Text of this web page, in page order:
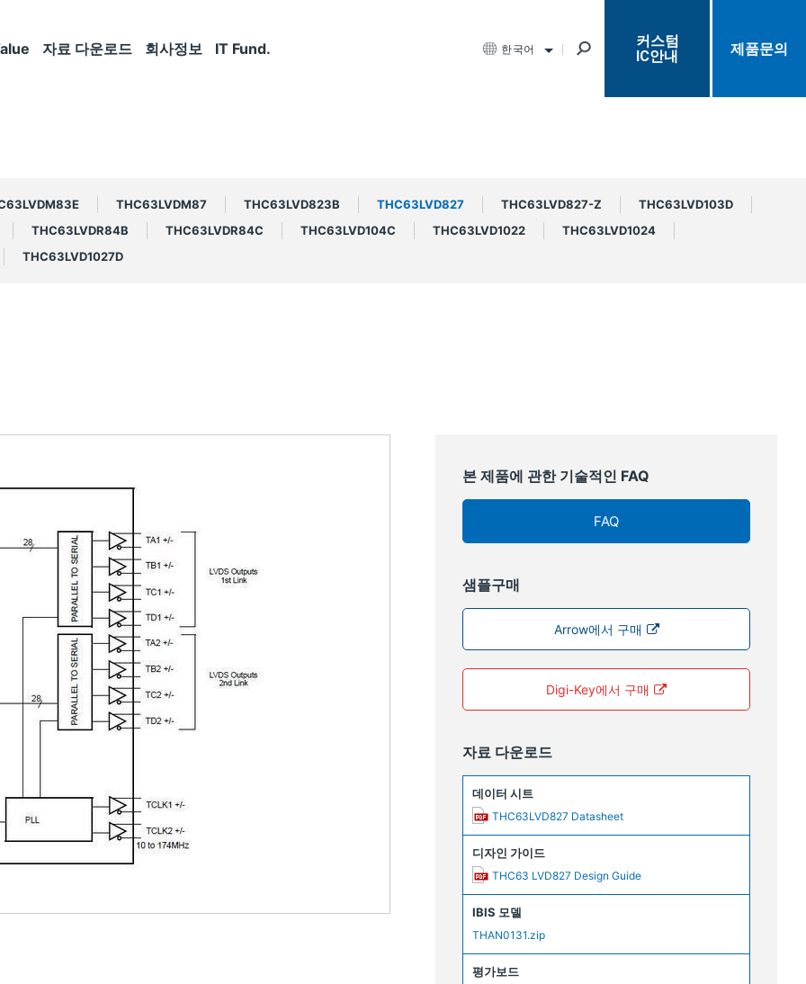
자료 다운로드 회사정보 IT Fund. 한국어
커스텀
IC안내
제품문의
THC63LVDM87 THC63LVD823B THC63LVD827 THC63LVD827-Z
THC63LVD103D
THC63LVDR84B THC63LVDR84C THC63LVD104C THC63LVD1022
THC63LVD1024
THC63LVD1027D
본 제품에 관한 기술적인 FAQ
FAQ
샘플구매
Arrow에서 구매
Digi-Key에서 구매
자료 다운로드
데이터 시트
THC63LVD827 Datasheet
디자인 가이드
THC63 LVD827 Design Guide
IBIS 모델
THAN0131.zip
평가보드